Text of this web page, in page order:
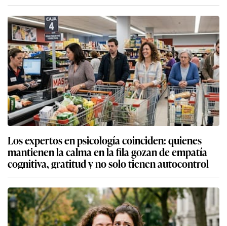
Los expertos en psicología coinciden: quienes
mantienen la calma en la fila gozan de empatía
cognitiva, gratitud y no solo tienen autocontrol